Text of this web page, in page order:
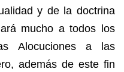
y de la doctrina
mucho a todos los
Alocuciones a las
además de este fin